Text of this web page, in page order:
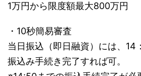
1万円から限度額最大800万円
・10秒簡易審査
当日振込（即日融資）には、14
振込み手続き完了すれば可。